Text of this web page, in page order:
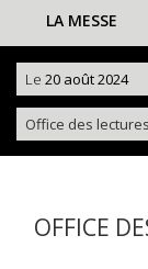
LA MESSE
Le 20 août 2024
Office des lectures
OFFICE